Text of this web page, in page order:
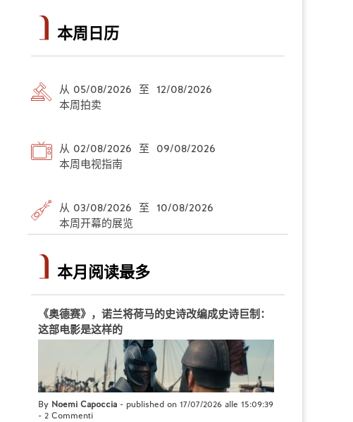
本周日历
从 05/08/2026 至 12/08/2026
本周拍卖
从 02/08/2026 至 09/08/2026
本周电视指南
从 03/08/2026 至 10/08/2026
本周开幕的展览
本月阅读最多
《奥德赛》，诺兰将荷马的史诗改编成史诗巨制：
这部电影是这样的
By Noemi Capoccia - published on 17/07/2026 alle 15:09:39
- 2 Commenti